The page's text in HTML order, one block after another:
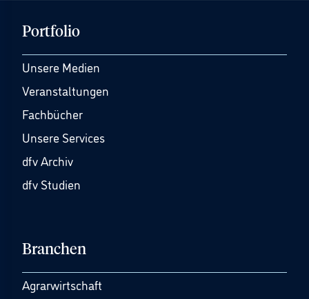
Portfolio
Unsere Medien
Veranstaltungen
Fachbücher
Unsere Services
dfv Archiv
dfv Studien
Branchen
Agrarwirtschaft